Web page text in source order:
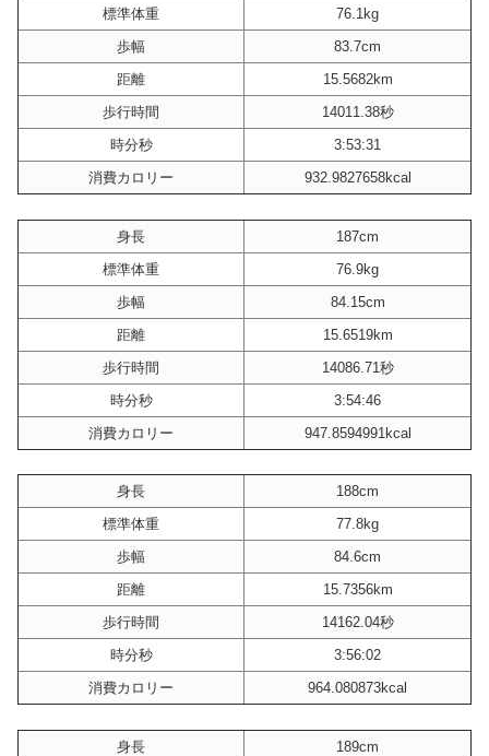
標準体重
76.1kg
歩幅
83.7cm
距離
15.5682km
歩行時間
14011.38秒
時分秒
3:53:31
消費カロリー
932.9827658kcal
身長
187cm
標準体重
76.9kg
歩幅
84.15cm
距離
15.6519km
歩行時間
14086.71秒
時分秒
3:54:46
消費カロリー
947.8594991kcal
身長
188cm
標準体重
77.8kg
歩幅
84.6cm
距離
15.7356km
歩行時間
14162.04秒
時分秒
3:56:02
消費カロリー
964.080873kcal
身長
189cm